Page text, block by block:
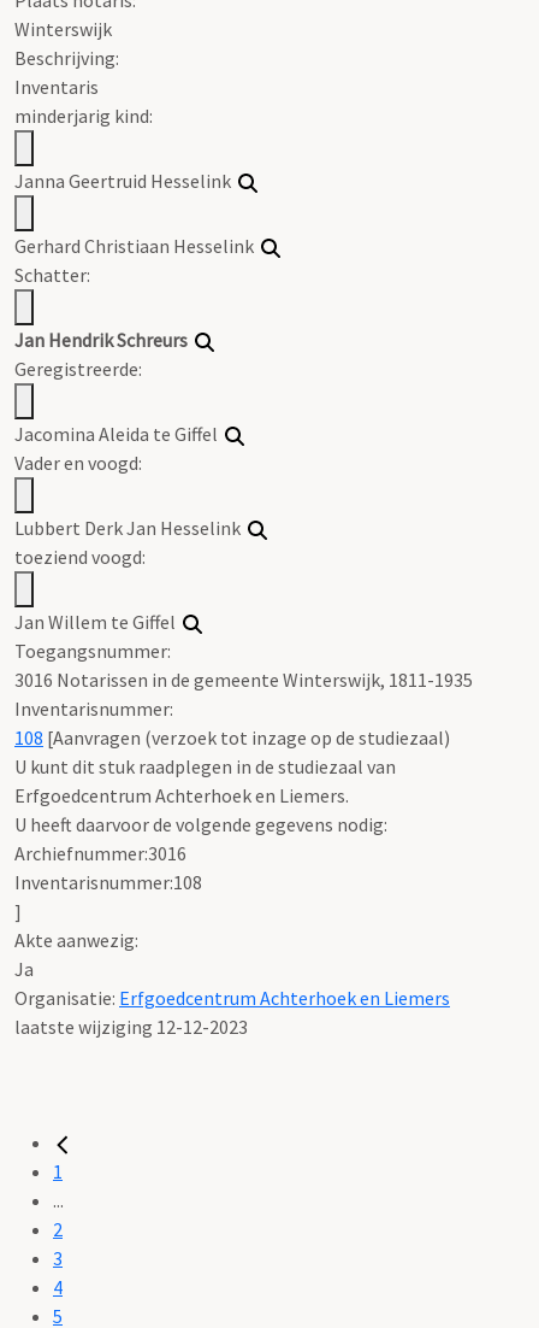
Winterswijk
Beschrijving:
Inventaris
minderjarig kind:
Janna Geertruid Hesselink
Gerhard Christiaan Hesselink
Schatter:
Jan Hendrik Schreurs
Geregistreerde:
Jacomina Aleida te Giffel
Vader en voogd:
Lubbert Derk Jan Hesselink
toeziend voogd:
Jan Willem te Giffel
Toegangsnummer:
3016 Notarissen in de gemeente Winterswijk, 1811-1935
Inventarisnummer:
108 [Aanvragen (verzoek tot inzage op de studiezaal)
U kunt dit stuk raadplegen in de studiezaal van
Erfgoedcentrum Achterhoek en Liemers.
U heeft daarvoor de volgende gegevens nodig:
Archiefnummer:3016
Inventarisnummer:108
]
Akte aanwezig:
Ja
Organisatie: Erfgoedcentrum Achterhoek en Liemers
laatste wijziging 12-12-2023
1
...
2
3
4
5